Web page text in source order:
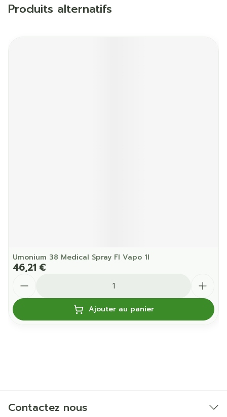
Produits alternatifs
Umonium 38 Medical Spray Fl Vapo 1l
46,21 €
Ajouter au panier
Contactez nous